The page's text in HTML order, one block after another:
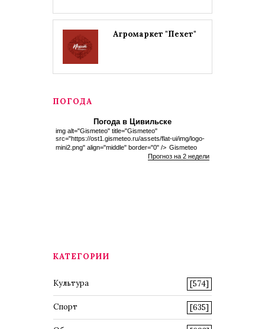
Агромаркет "Пехет"
ПОГОДА
Погода в Цивильске
img alt="Gismeteo" title="Gismeteo"
src="https://ost1.gismeteo.ru/assets/flat-ui/img/logo-
mini2.png" align="middle" border="0" /> Gismeteo
Прогноз на 2 недели
КАТЕГОРИИ
Культура [574]
Спорт [635]